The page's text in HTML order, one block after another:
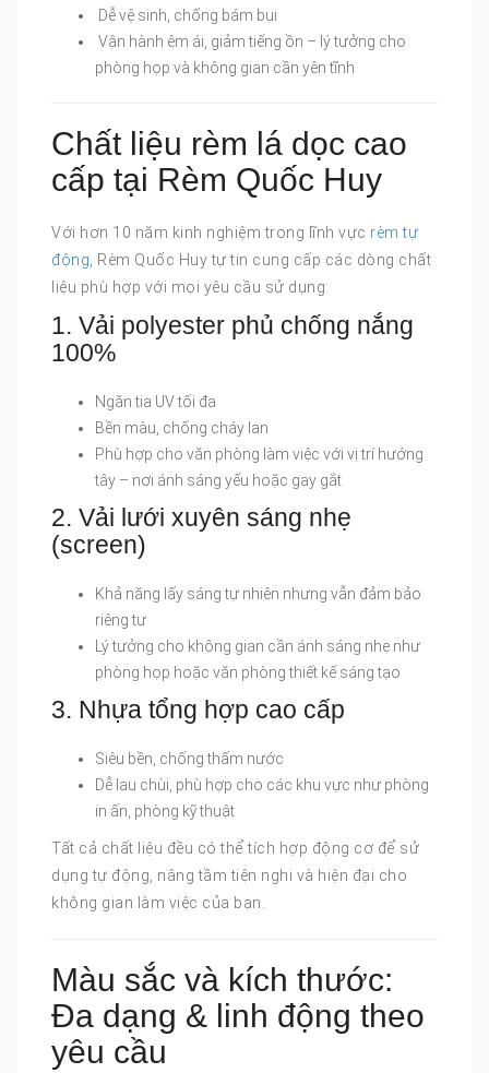
Dễ vệ sinh, chống bám bụi
Vận hành êm ái, giảm tiếng ồn – lý tưởng cho
phòng họp và không gian cần yên tĩnh
Chất liệu rèm lá dọc cao
cấp tại Rèm Quốc Huy
Với hơn 10 năm kinh nghiệm trong lĩnh vực rèm tự
động , Rèm Quốc Huy tự tin cung cấp các dòng chất
liệu phù hợp với mọi yêu cầu sử dụng:
1. Vải polyester phủ chống nắng
100%
Ngăn tia UV tối đa
Bền màu, chống cháy lan
Phù hợp cho văn phòng làm việc với vị trí hướng
tây – nơi ánh sáng yếu hoặc gay gắt
2. Vải lưới xuyên sáng nhẹ
(screen)
Khả năng lấy sáng tự nhiên nhưng vẫn đảm bảo
riêng tư
Lý tưởng cho không gian cần ánh sáng nhẹ như
phòng họp hoặc văn phòng thiết kế sáng tạo
3. Nhựa tổng hợp cao cấp
Siêu bền, chống thấm nước
Dễ lau chùi, phù hợp cho các khu vực như phòng
in ấn, phòng kỹ thuật
Tất cả chất liệu đều có thể tích hợp động cơ để sử
dụng tự động, nâng tầm tiện nghi và hiện đại cho
không gian làm việc của bạn.
Màu sắc và kích thước:
Đa dạng & linh động theo
yêu cầu